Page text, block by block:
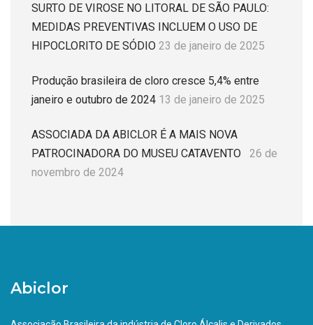
SURTO DE VIROSE NO LITORAL DE SÃO PAULO:
MEDIDAS PREVENTIVAS INCLUEM O USO DE
HIPOCLORITO DE SÓDIO 23 de janeiro de 2025
Produção brasileira de cloro cresce 5,4% entre
janeiro e outubro de 2024 13 de janeiro de 2025
ASSOCIADA DA ABICLOR É A MAIS NOVA
PATROCINADORA DO MUSEU CATAVENTO
26 de
novembro de 2024
Abiclor